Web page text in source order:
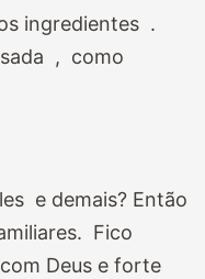
ingredientes .
, como
e demais? Então
Fico
Deus e forte